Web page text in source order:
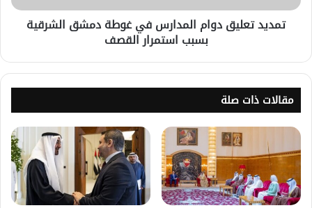
تمديد تعليق دوام المدارس في غوطة دمشق الشرقية
بسبب استمرار القصف
مقالات ذات صلة